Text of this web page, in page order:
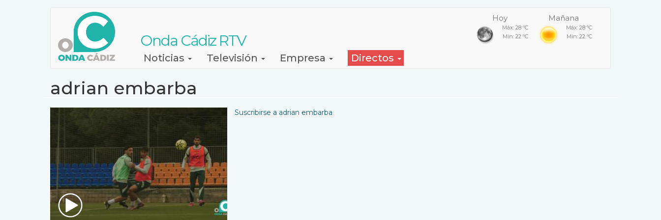
Onda Cádiz RTV
Hoy
Máx: 28 ºC
Min: 22 ºC
Mañana
Máx: 28 ºC
Min: 22 ºC
NavegaciónNoticias Televisión Empresa Directos
adrian embarba
Suscribirse a adrian embarba